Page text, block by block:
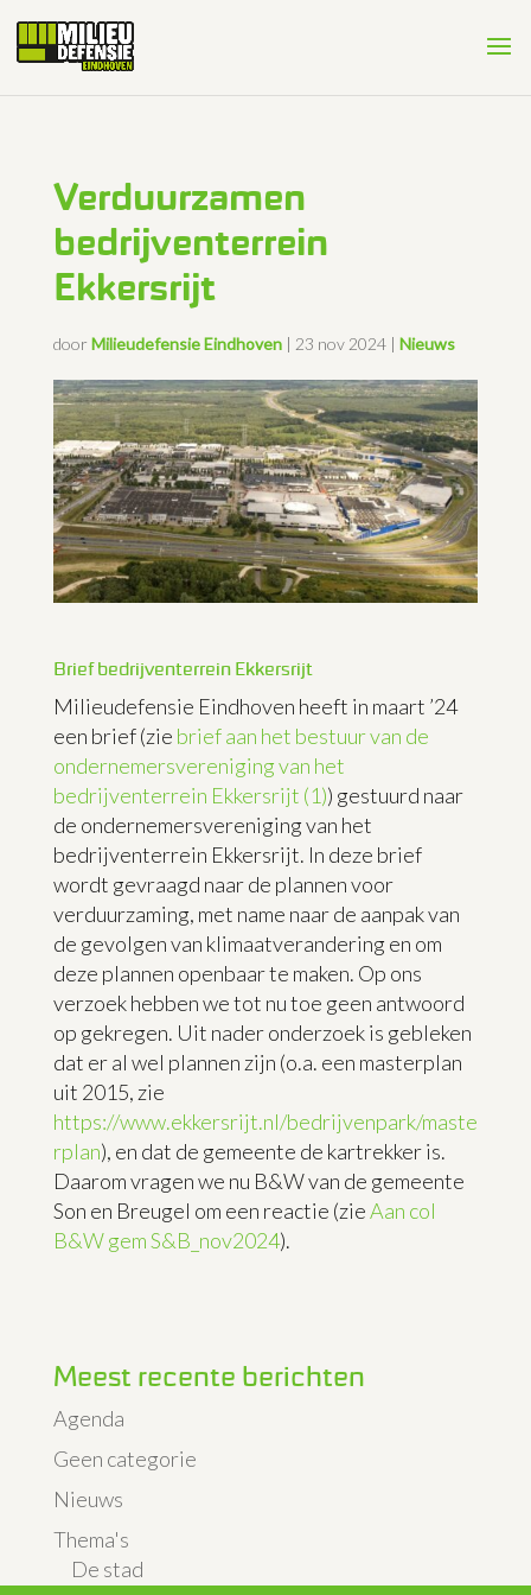
Verduurzamen
bedrijventerrein
Ekkersrijt
door Milieudefensie Eindhoven| 23 nov 2024| Nieuws
Brief bedrijventerrein Ekkersrijt
Milieudefensie Eindhoven heeft in maart ’24
een brief (zie brief aan het bestuur van de
ondernemersvereniging van het
bedrijventerrein Ekkersrijt (1)) gestuurd naar
de ondernemersvereniging van het
bedrijventerrein Ekkersrijt. In deze brief
wordt gevraagd naar de plannen voor
verduurzaming, met name naar de aanpak van
de gevolgen van klimaatverandering en om
deze plannen openbaar te maken. Op ons
verzoek hebben we tot nu toe geen antwoord
op gekregen. Uit nader onderzoek is gebleken
dat er al wel plannen zijn (o.a. een masterplan
uit 2015, zie
https://www.ekkersrijt.nl/bedrijvenpark/maste
rplan), en dat de gemeente de kartrekker is.
Daarom vragen we nu B&W van de gemeente
Son en Breugel om een reactie (zieAan col
B&W gem S&B_nov2024).
Meest recente berichten
Agenda
Geen categorie
Nieuws
Thema's
De stad